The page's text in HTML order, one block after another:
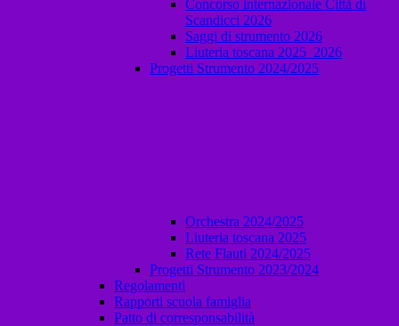
Concorso internazionale Città di
Scandicci 2026
Saggi di strumento 2026
Liuteria toscana 2025_2026
Progetti Strumento 2024/2025
Orchestra 2024/2025
Liuteria toscana 2025
Rete Flauti 2024/2025
Progetti Strumento 2023/2024
Regolamenti
Rapporti scuola famiglia
Patto di corresponsabilità